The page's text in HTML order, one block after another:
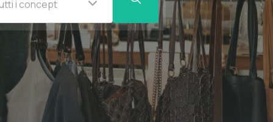
i concept